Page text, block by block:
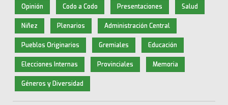
Opinión Codo a Codo Presentaciones Salud
Niñez Plenarios Administración Central
Pueblos Originarios Gremiales Educación
Elecciones Internas Provinciales Memoria
Géneros y Diversidad